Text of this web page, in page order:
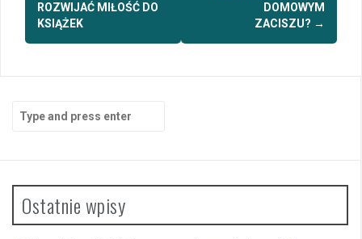
ROZWIJAĆ MIŁOŚĆ DO
KSIĄŻEK
DOMOWYM
ZACISZU? →
Search
for:
Ostatnie wpisy